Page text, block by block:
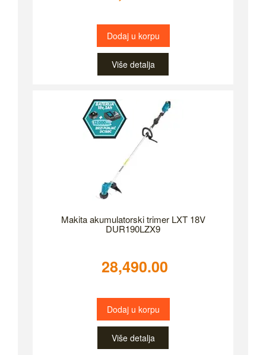
Dodaj u korpu
Više detalja
Makita akumulatorski trimer LXT 18V
DUR190LZX9
28,490.00
Dodaj u korpu
Više detalja